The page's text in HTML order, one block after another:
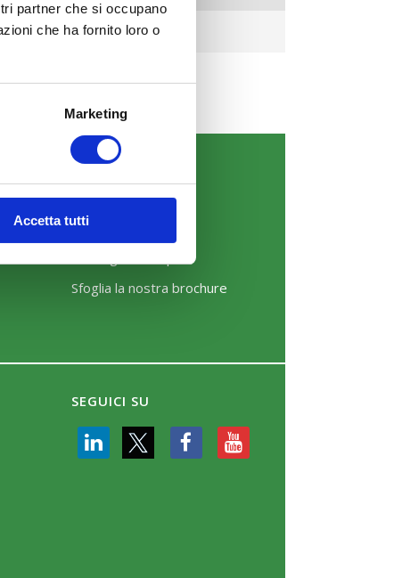
partner che si occupano
che ha fornito loro o
Marketing
Accetta tutti
maggio 2027 – ore 16:00
COMUNICAZIONI
News
Eventi
Sfoglia la nostra brochure
SEGUICI SU